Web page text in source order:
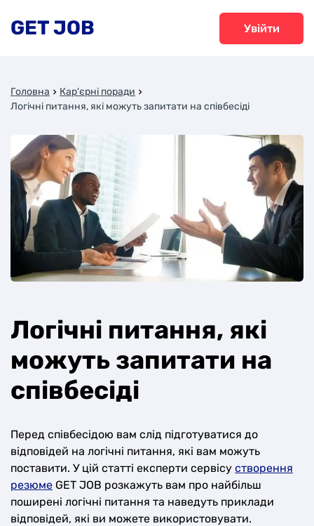
GET JOB Увійти
Головна
Кар'єрні поради
Логічні питання, які можуть запитати на співбесіді
Логічні питання, які
можуть запитати на
співбесіді
Перед співбесідою вам слід підготуватися до
відповідей на логічні питання, які вам можуть
поставити. У цій статті експерти сервісу створення
резюме GET JOB розкажуть вам про найбільш
поширені логічні питання та наведуть приклади
відповідей, які ви можете використовувати.